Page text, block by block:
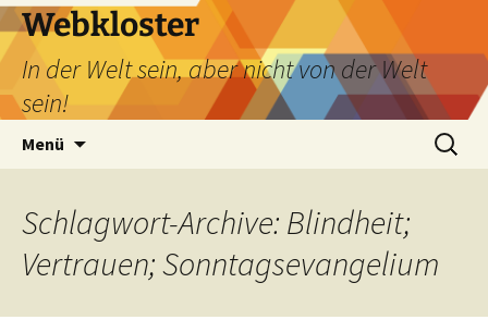
Webkloster
In der Welt sein, aber nicht von der Welt
sein!
Menü
Suchen
nach:
Schlagwort-Archive: Blindheit;
Vertrauen; Sonntagsevangelium